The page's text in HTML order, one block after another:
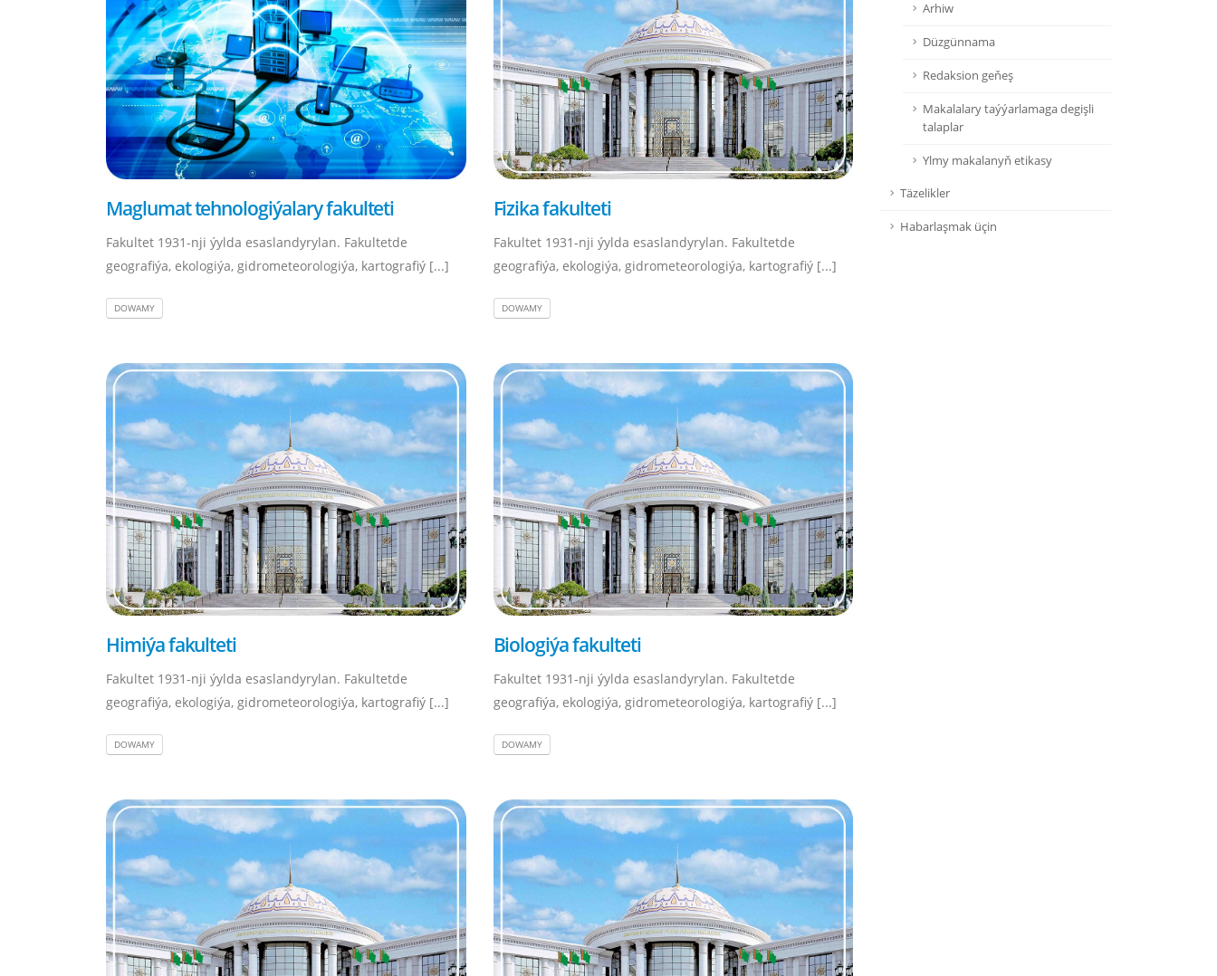
Maglumat tehnologiýalary fakulteti
Fakultet 1931-nji ýylda esaslandyrylan. Fakultetde
geografiýa, ekologiýa, gidrometeorologiýa, kartografiý [...]
DOWAMY
Fizika fakulteti
Fakultet 1931-nji ýylda esaslandyrylan. Fakultetde
geografiýa, ekologiýa, gidrometeorologiýa, kartografiý [...]
DOWAMY
Himiýa fakulteti
Fakultet 1931-nji ýylda esaslandyrylan. Fakultetde
geografiýa, ekologiýa, gidrometeorologiýa, kartografiý [...]
DOWAMY
Biologiýa fakulteti
Fakultet 1931-nji ýylda esaslandyrylan. Fakultetde
geografiýa, ekologiýa, gidrometeorologiýa, kartografiý [...]
DOWAMY
Arhiw
Düzgünnama
Redaksion geňeş
Makalalary taýýarlamaga degişli
talaplar
Ylmy makalanyň etikasy
Täzelikler
Habarlaşmak üçin